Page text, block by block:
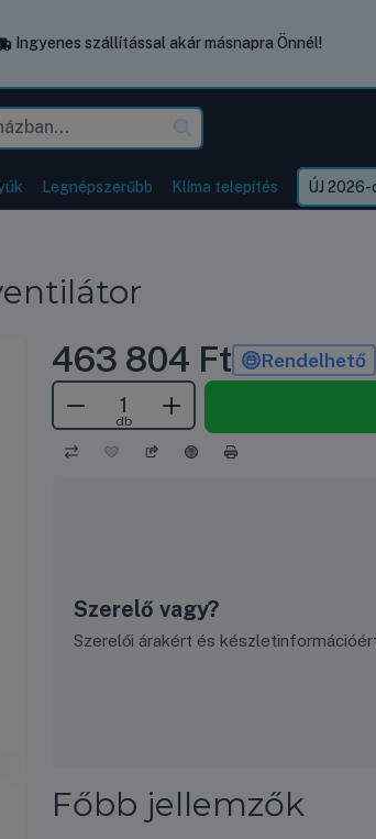
Ingyenes szállítással akár másnapra Önnél!
Legnépszerűbb Klíma telepítés ÚJ
463 804 Ft Rendelhető
db
Szerelő vagy?
Szerelői árakért és
Főbb jellemzők